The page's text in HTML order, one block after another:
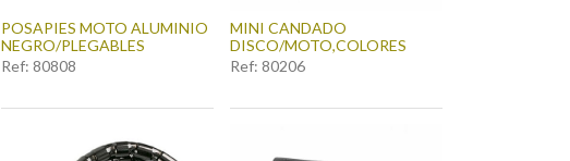
POSAPIES MOTO ALUMINIO
NEGRO/PLEGABLES
Ref: 80808
MINI CANDADO
DISCO/MOTO,COLORES
Ref: 80206